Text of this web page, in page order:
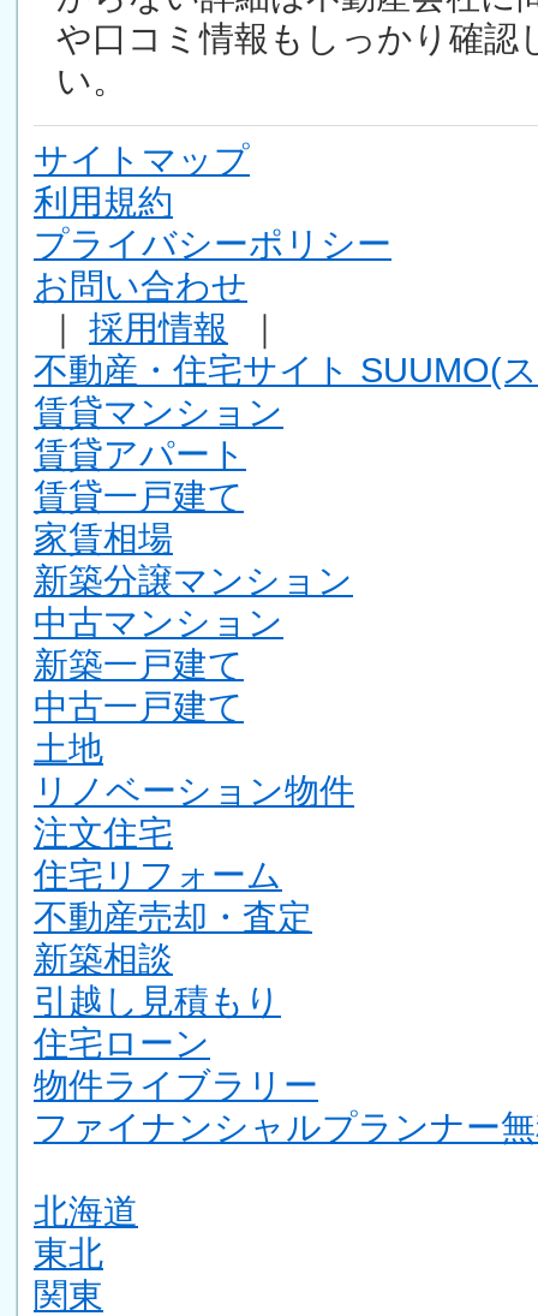
や口コミ情報もしっかり確認
い。
サイトマップ
利用規約
プライバシーポリシー
お問い合わせ
｜ 採用情報 ｜
不動産・住宅サイト SUUMO(
賃貸マンション
賃貸アパート
賃貸一戸建て
家賃相場
新築分譲マンション
中古マンション
新築一戸建て
中古一戸建て
土地
リノベーション物件
注文住宅
住宅リフォーム
不動産売却・査定
新築相談
引越し見積もり
住宅ローン
物件ライブラリー
ファイナンシャルプランナー
北海道
東北
関東